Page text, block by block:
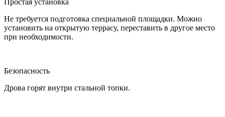
Простая установка
Не требуется подготовка специальной площадки. Можно
установить на открытую террасу, переставить в другое место
при необходимости.
Безопасность
Дрова горят внутри стальной топки.